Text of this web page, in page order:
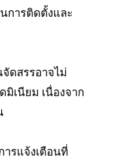
การติดตั้งและ
ดสรรอาจไม่
มิเนียม เนื่องจาก
รแจ้งเตือนที่